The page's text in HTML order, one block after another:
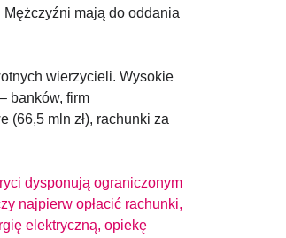
Mężczyźni mają do oddania
wierzycieli. Wysokie
banków, firm
(66,5 mln zł), rachunki za
dysponują ograniczonym
najpierw opłacić rachunki,
elektryczną, opiekę